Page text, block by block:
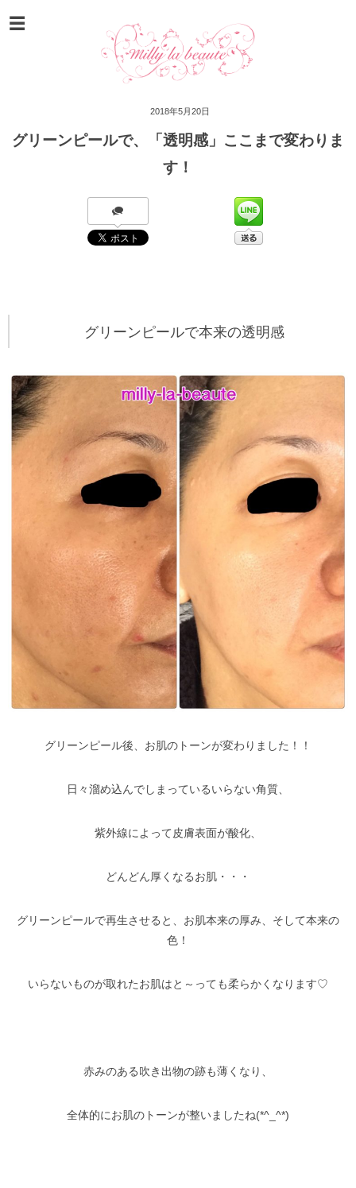
2018年5月20日
グリーンピールで、「透明感」ここまで変わりま
す！
グリーンピールで本来の透明感
グリーンピール後、お肌のトーンが変わりました！！
日々溜め込んでしまっているいらない角質、
紫外線によって皮膚表面が酸化、
どんどん厚くなるお肌・・・
グリーンピールで再生させると、お肌本来の厚み、そして本来の
色！
いらないものが取れたお肌はと～っても柔らかくなります♡
赤みのある吹き出物の跡も薄くなり、
全体的にお肌のトーンが整いましたね(*^_^*)